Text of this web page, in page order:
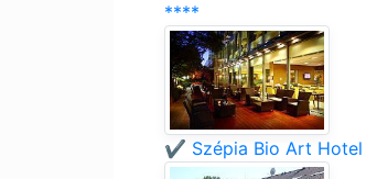
****
✔️ Szépia Bio Art